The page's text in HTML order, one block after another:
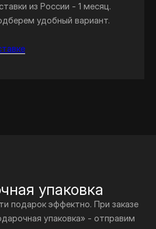
из России - 1 месяц.
удобный вариант.
упаковка
подарок эффектно. При заказе
упаковка» - отправим